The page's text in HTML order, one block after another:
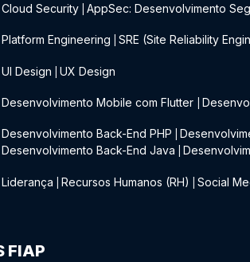
Cloud Security AppSec: Desenvolvimento
Platform Engineering SRE (Site Reliability
UI Design UX Design
Desenvolvimento Mobile com Flutter
Desenvolvimento Back-End PHP
Desenvolvimento Back-End Java
Liderança Recursos Humanos (RH) Social
FIAP